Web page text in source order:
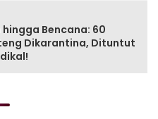
Bencana: 60
Dikarantina, Dituntut